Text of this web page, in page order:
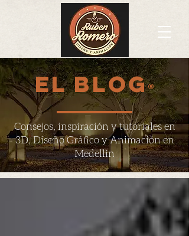
EL BLOG®
Consejos, inspiración y tutoriales en
3D, Diseño Gráfico y Animación en
Medellin